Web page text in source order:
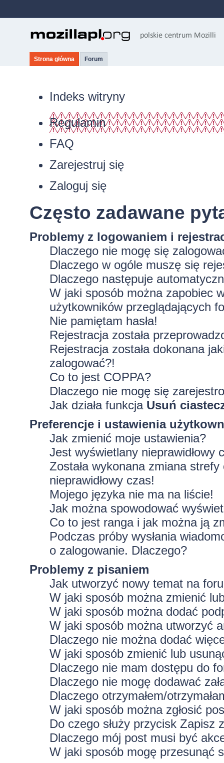
Strona główna Forum
Indeks witryny
Regulamin
FAQ
Zarejestruj się
Zaloguj się
Często zadawane
Problemy z logowaniem i
Dlaczego nie mogę się
Dlaczego w ogóle muszę się
Dlaczego następuje
W jaki sposób można zapobiec
użytkowników przeglądających
Nie pamiętam hasła!
Rejestracja została
Rejestracja została dokonana
zalogować?!
Co to jest COPPA?
Dlaczego nie mogę się
Jak działa funkcja Usuń
Preferencje i ustawienia
Jak zmienić moje ustawienia?
Jest wyświetlany nieprawidłowy
Została wykonana zmiana
nieprawidłowy czas!
Mojego języka nie ma na liście!
Jak można spowodować
Co to jest ranga i jak można ją
Podczas próby wysłania
o zalogowanie. Dlaczego?
Problemy z pisaniem
Jak utworzyć nowy temat na
W jaki sposób można zmienić
W jaki sposób można dodać
W jaki sposób można utworzyć
Dlaczego nie można dodać
W jaki sposób zmienić lub
Dlaczego nie mam dostępu do
Dlaczego nie mogę dodawać
Dlaczego otrzymałem/
W jaki sposób można zgłosić
Do czego służy przycisk Zapisz
Dlaczego mój post musi być
W jaki sposób mogę przesunąć